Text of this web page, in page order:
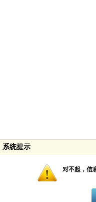
系统提示
对不起，信